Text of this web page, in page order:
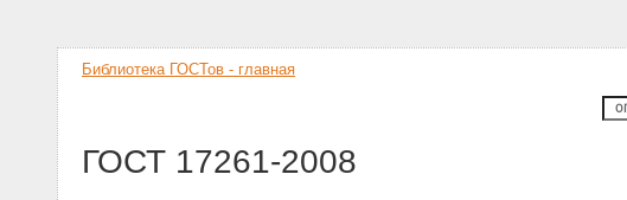
Библиотека ГОСТов - главная
ГОСТ 17261-2008